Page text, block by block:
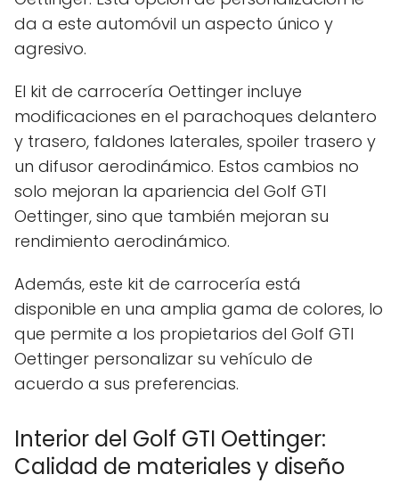
da a este automóvil un aspecto único y
agresivo.
El kit de carrocería Oettinger incluye
modificaciones en el parachoques delantero
y trasero, faldones laterales, spoiler trasero y
un difusor aerodinámico. Estos cambios no
solo mejoran la apariencia del Golf GTI
Oettinger, sino que también mejoran su
rendimiento aerodinámico.
Además, este kit de carrocería está
disponible en una amplia gama de colores, lo
que permite a los propietarios del Golf GTI
Oettinger personalizar su vehículo de
acuerdo a sus preferencias.
Interior del Golf GTI Oettinger:
Calidad de materiales y diseño